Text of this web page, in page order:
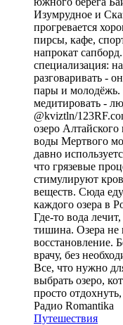
Изумрудное и
прогревается
пирсы, кафе,
напрокат
специализация:
разговаривать -
пары и молодёжь.
медитировать -
@kviztln/
озеро
воды Мертвого
давно
что грязевые
стимулируют
веществ. Сюда
каждого озера в
Где-то вода
тишина. Озера не
восстановление.
врачу, без
Все, что нужно
выбрать озеро,
просто
Радио Romantika
Путешествия